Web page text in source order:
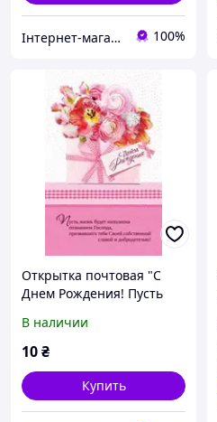
Інтернет-магазин Християнської книги 100%
Открытка почтовая "С
Днем Рождения! Пусть
познанием Господа..."
В наличии
10₴
Купить